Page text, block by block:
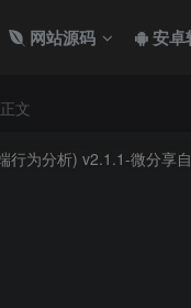
网站源码 安卓
正文